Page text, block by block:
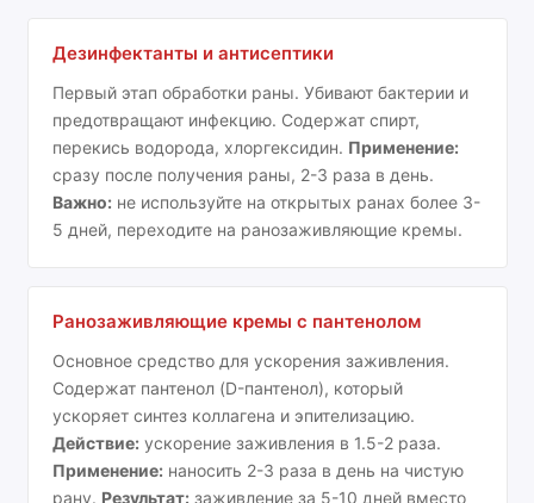
Дезинфектанты и антисептики
Первый этап обработки раны. Убивают бактерии и
предотвращают инфекцию. Содержат спирт,
перекись водорода, хлоргексидин. Применение:
сразу после получения раны, 2-3 раза в день.
Важно:не используйте на открытых ранах более 3-
5 дней, переходите на ранозаживляющие кремы.
Ранозаживляющие кремы с пантенолом
Основное средство для ускорения заживления.
Содержат пантенол (D-пантенол), который
ускоряет синтез коллагена и эпителизацию.
Действие:ускорение заживления в 1.5-2 раза.
Применение:наносить 2-3 раза в день на чистую
рану. Результат:заживление за 5-10 дней вместо